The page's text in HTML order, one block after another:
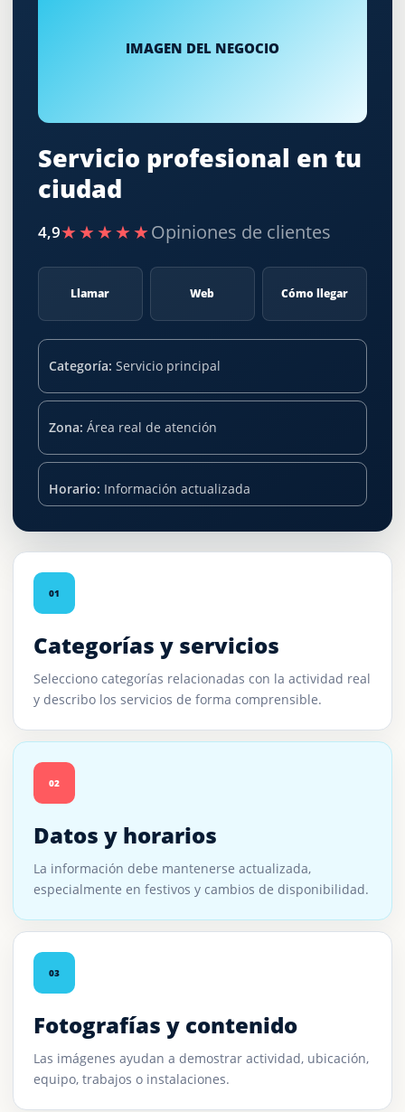
IMAGEN DEL NEGOCIO
Servicio profesional en tu
ciudad
4,9★★★★★Opiniones de clientes
Llamar Web Cómo llegar
Categoría: Servicio principal
Zona: Área real de atención
Horario: Información actualizada
01
Categorías y servicios
Selecciono categorías relacionadas con la actividad real
y describo los servicios de forma comprensible.
02
Datos y horarios
La información debe mantenerse actualizada,
especialmente en festivos y cambios de disponibilidad.
03
Fotografías y contenido
Las imágenes ayudan a demostrar actividad, ubicación,
equipo, trabajos o instalaciones.